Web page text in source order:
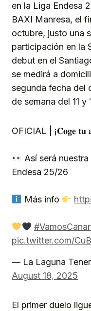
en la Liga Endesa
BAXI Manresa, el
octubre, justo una
participación en la
debut en el
se medirá a
segunda fecha del
de semana del 11 y
OFICIAL | ¡𝐂𝐨𝐠𝐞 𝐭𝐮
Así será
Endesa 25/26
Más info
pic.twitter.com/
— La Laguna
August 18, 2025
El primer duelo